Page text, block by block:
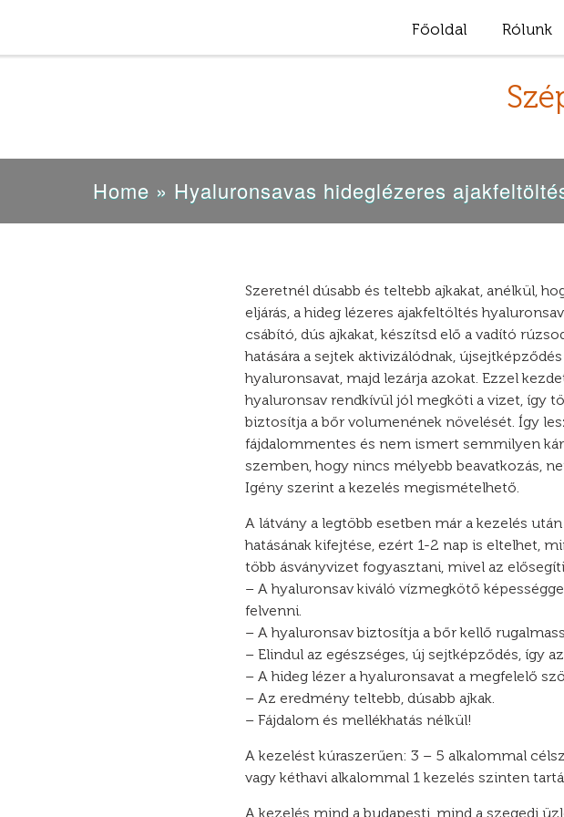
Főoldal Rólunk
Home » Hyaluronsavas hideglézeres
Szeretnél dúsabb és teltebb ajkakat, anélkül,
eljárás, a hideg lézeres ajakfeltöltés
csábító, dús ajkakat, készítsd elő a vadító
hatására a sejtek aktivizálódnak,
hyaluronsavat, majd lezárja azokat. Ezzel
hyaluronsav rendkívül jól megköti a vizet, így
biztosítja a bőr volumenének növelését. Így
fájdalommentes és nem ismert semmilyen
szemben, hogy nincs mélyebb beavatkozás,
Igény szerint a kezelés megismételhető.
A látvány a legtöbb esetben már a kezelés
hatásának kifejtése, ezért 1-2 nap is eltelhet,
több ásványvizet fogyasztani, mivel az
– A hyaluronsav kiváló vízmegkötő
felvenni.
– A hyaluronsav biztosítja a bőr kellő
– Elindul az egészséges, új sejtképződés, így
– A hideg lézer a hyaluronsavat a megfelelő
– Az eredmény teltebb, dúsabb ajkak.
– Fájdalom és mellékhatás nélkül!
A kezelést kúraszerűen: 3 – 5 alkalommal
vagy kéthavi alkalommal 1 kezelés szinten
A kezelés mind a budapesti, mind a szegedi